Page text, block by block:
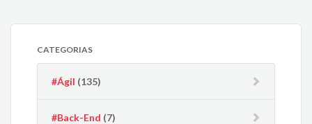
CATEGORIAS
#Ágil (135)
#Back-End (7)